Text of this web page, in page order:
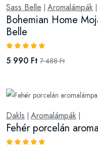
Sass Belle | Aromalámpák |
Bohemian Home
Belle
5 990 Ft 7 488 Ft
Dakls | Aromalámpák |
Fehér porcelán